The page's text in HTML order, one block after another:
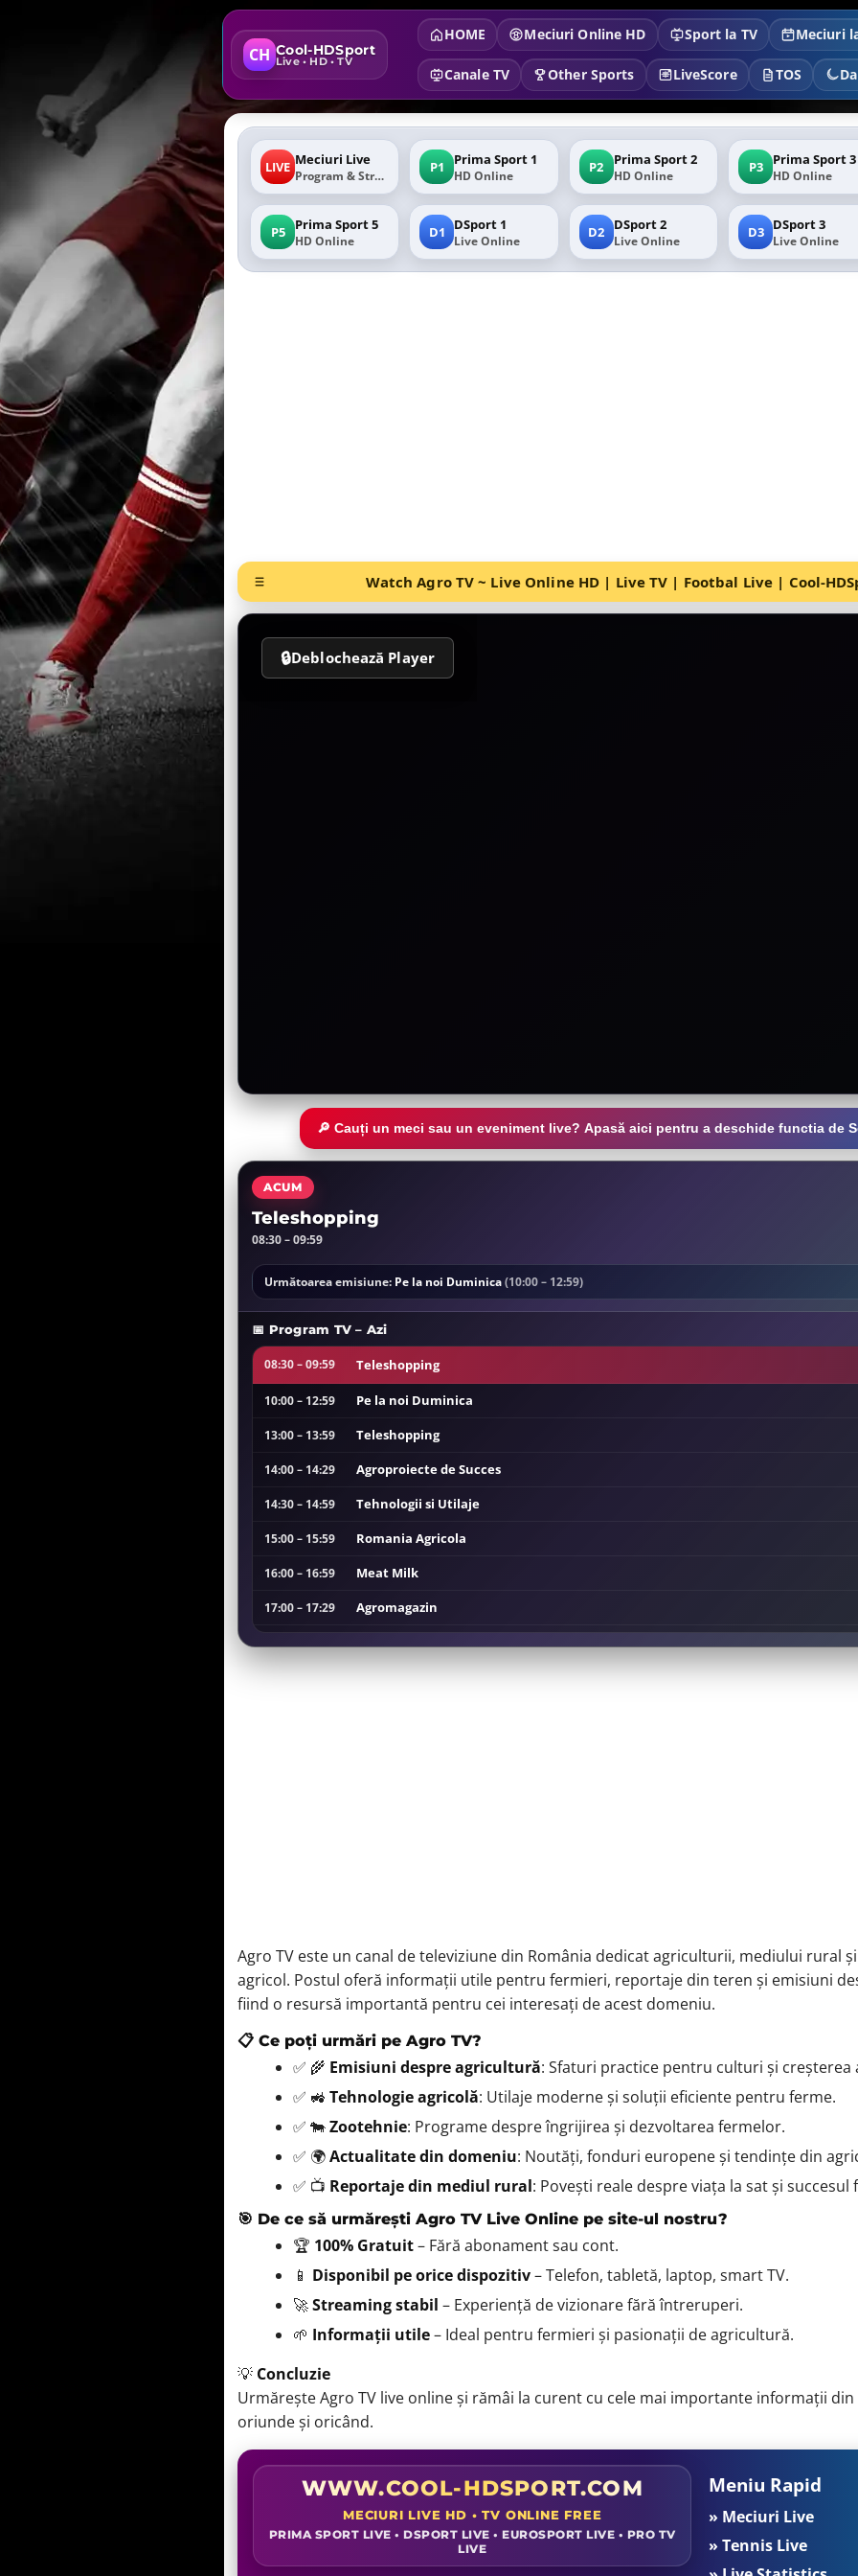
CH Cool-HDSport
Live • HD • TV
HOME Meciuri Online HD Sport la TV Meciuri
Canale TV Other Sports LiveScore TOS
LIVE Meciuri Live
Program & Stream P1 Prima Sport 1
HD Online P2 Prima Sport 2
HD Online P3 Prima Sport 3
HD Online
P5 Prima Sport 5
HD Online D1 DSport 1
Live Online D2 DSport 2
Live Online D3 DSport 3
Live Online
Watch Agro TV ~ Live Online HD | Live TV | Footbal Live | Cool-
🔒Deblochează Player
🔎 Cauți un meci sau un eveniment live? Apasă aici pentru a deschide functia de
ACUM
Teleshopping
08:30 – 09:59
Următoarea emisiune: Pe la noi Duminica(10:00 – 12:59)
📅 Program TV – Azi
08:30 – 09:59 Teleshopping
10:00 – 12:59 Pe la noi Duminica
13:00 – 13:59 Teleshopping
14:00 – 14:29 Agroproiecte de Succes
14:30 – 14:59 Tehnologii si Utilaje
15:00 – 15:59 Romania Agricola
16:00 – 16:59 Meat Milk
17:00 – 17:29 Agromagazin
Agro TV este un canal de televiziune din România dedicat agriculturii, mediului rural
agricol. Postul oferă informații utile pentru fermieri, reportaje din teren și emisiuni
fiind o resursă importantă pentru cei interesați de acest domeniu.
📋 Ce poți urmări pe Agro TV?
✅ 🌾 Emisiuni despre agricultură: Sfaturi practice pentru culturi și creșterea
✅ 🚜 Tehnologie agricolă: Utilaje moderne și soluții eficiente pentru ferme.
✅ 🐄Zootehnie: Programe despre îngrijirea și dezvoltarea fermelor.
✅ 🌍Actualitate din domeniu: Noutăți, fonduri europene și tendințe din
✅ 📺 Reportaje din mediul rural: Povești reale despre viața la sat și
🎯 De ce să urmărești Agro TV Live Online pe site-ul nostru?
🏆 100% Gratuit– Fără abonament sau cont.
📱 Disponibil pe orice dispozitiv– Telefon, tabletă, laptop, smart TV.
🚀Streaming stabil – Experiență de vizionare fără întreruperi.
🌱 Informații utile– Ideal pentru fermieri și pasionații de agricultură.
💡 Concluzie
Urmărește Agro TV live online și rămâi la curent cu cele mai importante informații
oriunde și oricând.
WWW.COOL-HDSPORT.COM
MECIURI LIVE HD • TV ONLINE FREE
PRIMA SPORT LIVE • DSPORT LIVE • EUROSPORT LIVE • PRO TV
LIVE
Meniu Rapid
» Meciuri Live
» Tennis Live